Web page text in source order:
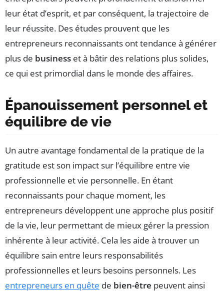
leur état d’esprit, et par conséquent, la trajectoire de
leur réussite. Des études prouvent que les
entrepreneurs reconnaissants ont tendance à générer
plus de business et à bâtir des relations plus solides,
ce qui est primordial dans le monde des affaires.
Épanouissement personnel et
équilibre de vie
Un autre avantage fondamental de la pratique de la
gratitude est son impact sur l’équilibre entre vie
professionnelle et vie personnelle. En étant
reconnaissants pour chaque moment, les
entrepreneurs développent une approche plus positif
de la vie, leur permettant de mieux gérer la pression
inhérente à leur activité. Cela les aide à trouver un
équilibre sain entre leurs responsabilités
professionnelles et leurs besoins personnels. Les
entrepreneurs en quête de bien-être peuvent ainsi